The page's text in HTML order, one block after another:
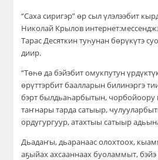
“Саха сиригэр” өр сыл үлэлээбит
Николай Крылов
Тарас Десяткин туһунан бөрүкүтэ
диир.
“Төһө да бэйэбит омукпутун
өрүттэрбит баалларын билинэргэ
бэрт былдьаһарбытын,
таҥнары тарда сатыыр,
ордугургуур, атахтыы сатыыр
Дьадаҥы, дьаранаас олохтоох,
аҕыйах ахсааннаах буоламмыт, бэйэ